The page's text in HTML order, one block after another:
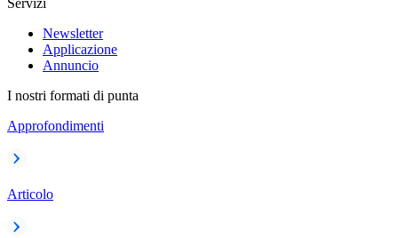
Servizi
Newsletter
Applicazione
Annuncio
I nostri formati di punta
Approfondimenti
Articolo